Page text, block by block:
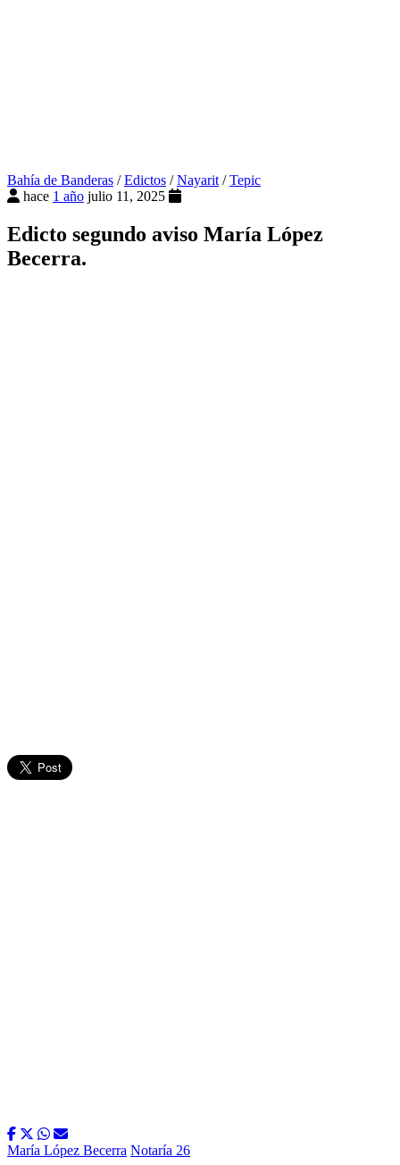
Bahía de Banderas /Edictos /Nayarit/Tepic
hace 1 año julio 11, 2025
Edicto segundo aviso María López
Becerra.
María López Becerra Notaría 26